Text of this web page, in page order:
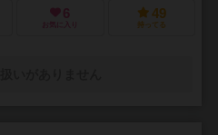
6
お気に入り
49
持ってる